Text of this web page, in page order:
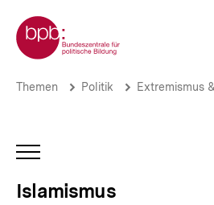
zum
Seiteninhalt
springen
Zur Startseite der bpb
Erklärfilm:
Islamismus
bpb.de
Brotkrümelnavigation
Themen Politik Extremismus
INHALTSNAVIGATION
Islamismus